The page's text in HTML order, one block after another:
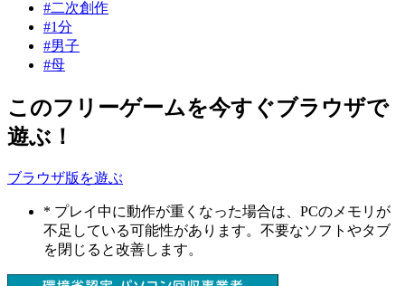
#二次創作
#1分
#男子
#母
このフリーゲームを今すぐブラウザで
遊ぶ！
ブラウザ版を遊ぶ
* プレイ中に動作が重くなった場合は、PCのメモリが
不足している可能性があります。不要なソフトやタブ
を閉じると改善します。